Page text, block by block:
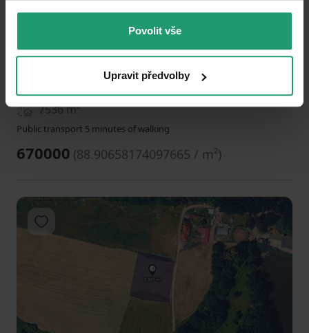
Povolit vše
Upravit předvolby
12 3
PLOT FOR SALE
7536m²
Public transport 5 minutes of walking
670000 (88.90658174097665 / m²)
Add to favorites